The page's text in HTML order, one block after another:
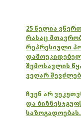
25 წელია
რასაც
რეპრესიული
შემოსავლის
ვეღარ
ჩვენ არ
და
საზოგადოებას.